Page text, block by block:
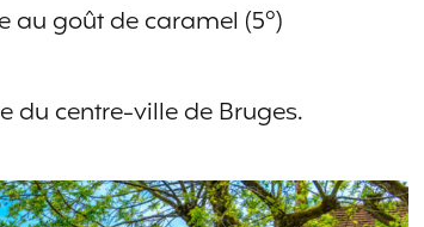
au goût de caramel (5°)
du centre-ville de Bruges.